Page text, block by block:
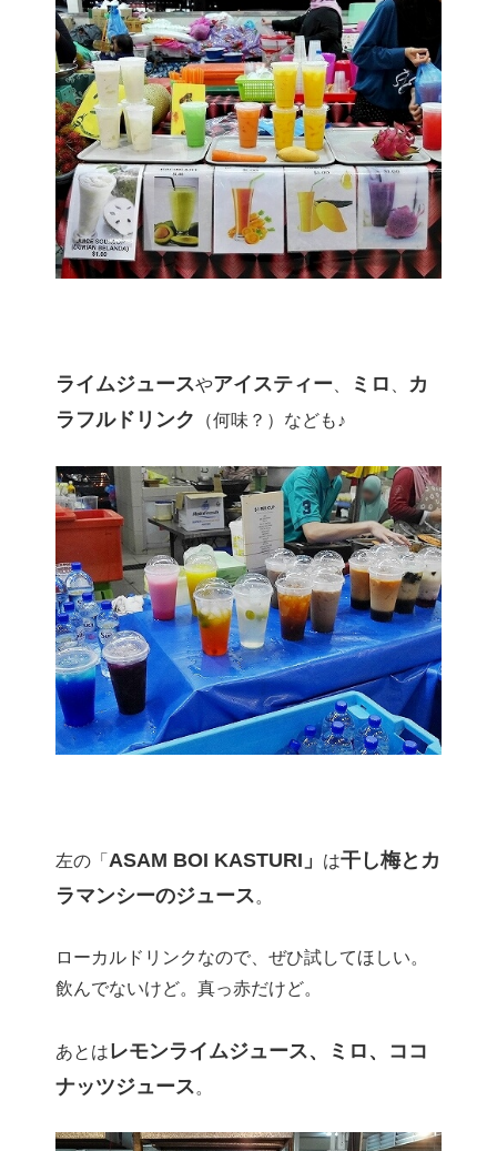
ライムジュースやアイスティー ミロ
カ
ラフルドリンク
（何味？）なども♪
左の「 ASAM BOI KASTURI」 は干し梅とカ
ラマンシーのジュース。
ローカルドリンクなので、ぜひ試してほしい。
飲んでないけど。真っ赤だけど。
あとはレモンライムジュース、ミロ、ココ
ナッツジュース。